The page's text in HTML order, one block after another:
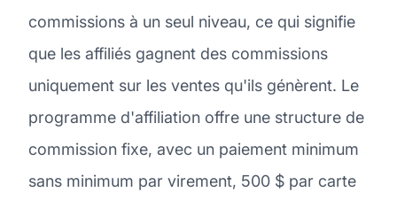
commissions à un seul niveau, ce qui signifie
que les affiliés gagnent des commissions
uniquement sur les ventes qu'ils génèrent. Le
programme d'affiliation offre une structure de
commission fixe, avec un paiement minimum
sans minimum par virement, 500 $ par carte